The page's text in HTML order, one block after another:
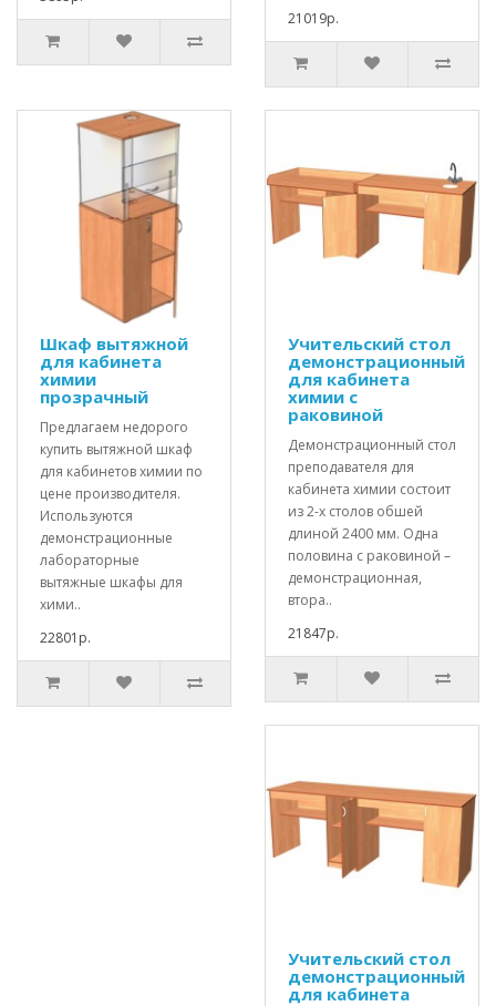
21019р.
Шкаф вытяжной
для кабинета
химии
прозрачный
Предлагаем недорого
купить вытяжной шкаф
для кабинетов химии по
цене производителя.
Используются
демонстрационные
лабораторные
вытяжные шкафы для
хими..
22801р.
Учительский стол
демонстрационный
для кабинета
химии с
раковиной
Демонстрационный стол
преподавателя для
кабинета химии состоит
из 2-х столов обшей
длиной 2400 мм. Одна
половина с раковиной –
демонстрационная,
втора..
21847р.
Учительский стол
демонстрационный
для кабинета